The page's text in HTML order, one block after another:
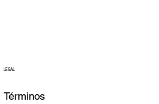
LEGAL
Términos